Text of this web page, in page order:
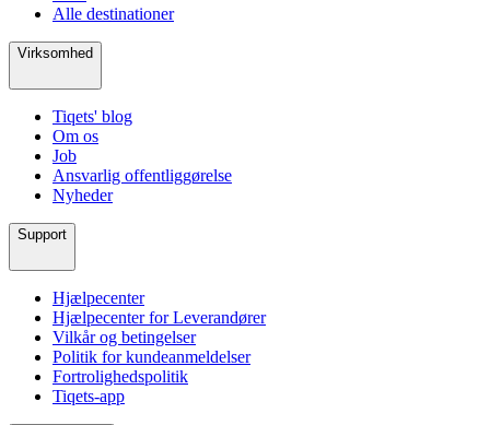
Alle destinationer
Virksomhed
Tiqets' blog
Om os
Job
Ansvarlig offentliggørelse
Nyheder
Support
Hjælpecenter
Hjælpecenter for Leverandører
Vilkår og betingelser
Politik for kundeanmeldelser
Fortrolighedspolitik
Tiqets-app